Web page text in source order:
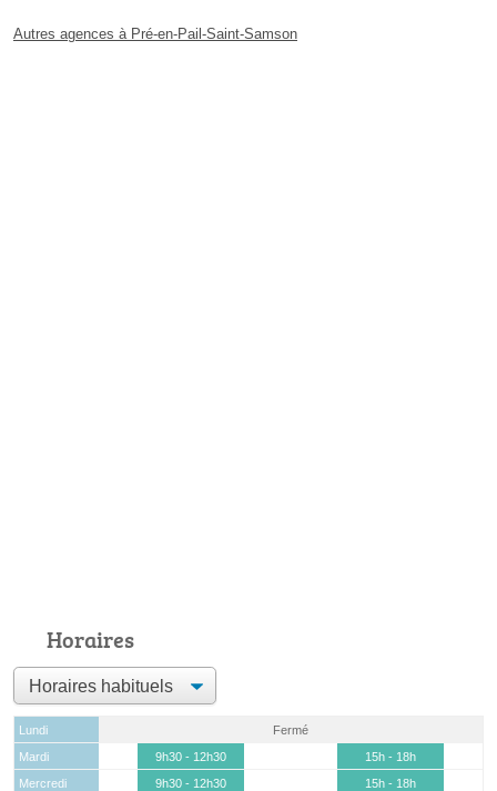
Autres agences à Pré-en-Pail-Saint-Samson
Horaires
Lundi
Fermé
Mardi
9h30 - 12h30
15h - 18h
Mercredi
9h30 - 12h30
15h - 18h